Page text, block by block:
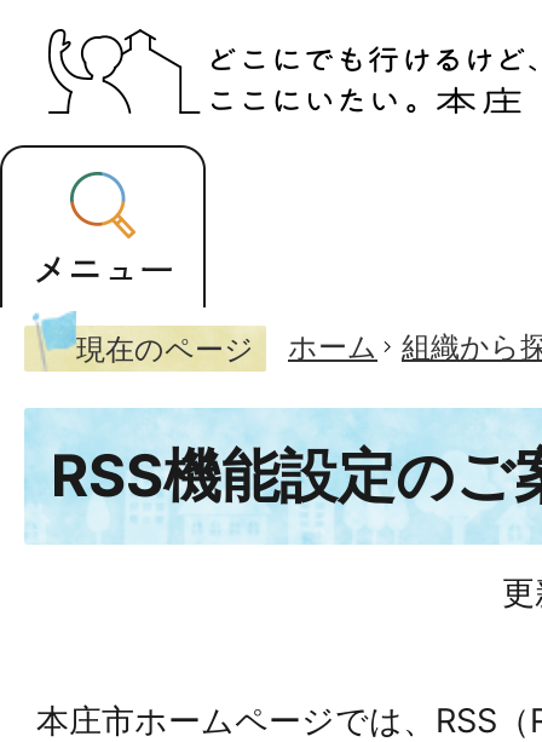
現在のページ ホーム 組織から
RSS機能設定のご
本庄市ホームページでは、RSS（